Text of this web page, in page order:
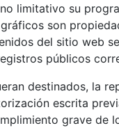
limitativo su
son
del sitio web
públicos
destinados, la
escrita
grave de